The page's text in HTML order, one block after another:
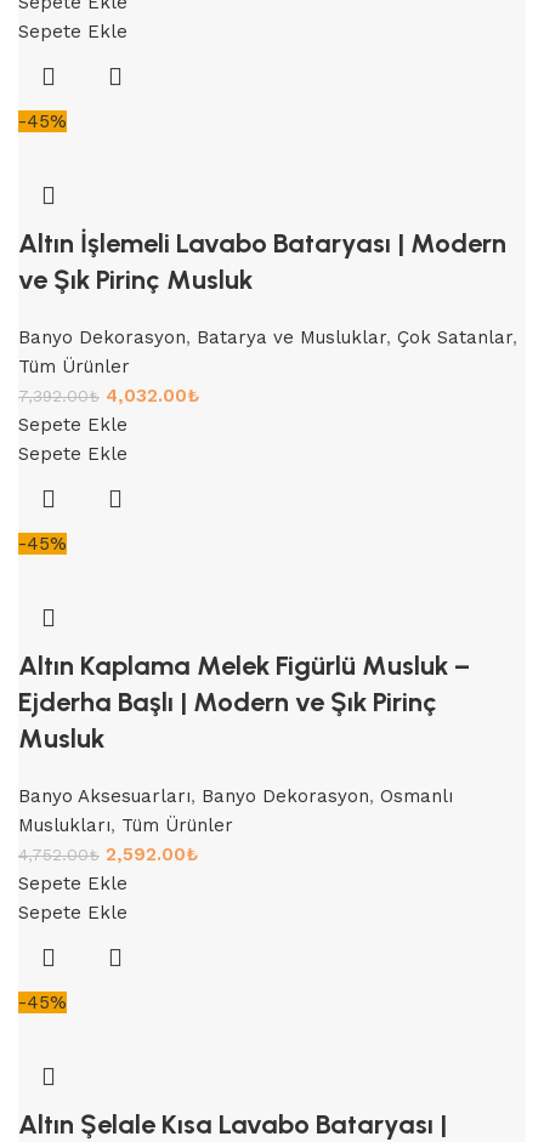
Sepete Ekle
-45%
Altın İşlemeli Lavabo Bataryası | Modern
ve Şık Pirinç Musluk
Banyo Dekorasyon, Batarya ve Musluklar, Çok Satanlar,
Tüm Ürünler
7,392.00₺ 4,032.00₺
Sepete Ekle
Sepete Ekle
-45%
Altın Kaplama Melek Figürlü Musluk –
Ejderha Başlı | Modern ve Şık Pirinç
Musluk
Banyo Aksesuarları, Banyo Dekorasyon, Osmanlı
Muslukları, Tüm Ürünler
4,752.00₺ 2,592.00₺
Sepete Ekle
Sepete Ekle
-45%
Altın Şelale Kısa Lavabo Bataryası |